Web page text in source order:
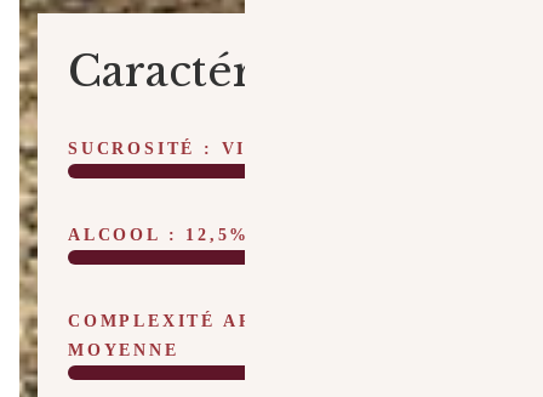
Caractéristiques
SUCROSITÉ : VIN SEC
ALCOOL : 12,5%/VOL
COMPLEXITÉ AROMATIQUE :
MOYENNE